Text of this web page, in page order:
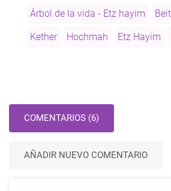
Árbol de la vida - Etz hayim
Kether Hochmah Etz Hayim
COMENTARIOS (6)
AÑADIR NUEVO COMENTARIO